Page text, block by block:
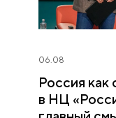
06.08
Россия как
в НЦ